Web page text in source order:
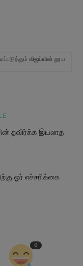
விஜய்யின் தூய
தவிர்க்க இயலாத
ஓர் எச்சரிக்கை
0